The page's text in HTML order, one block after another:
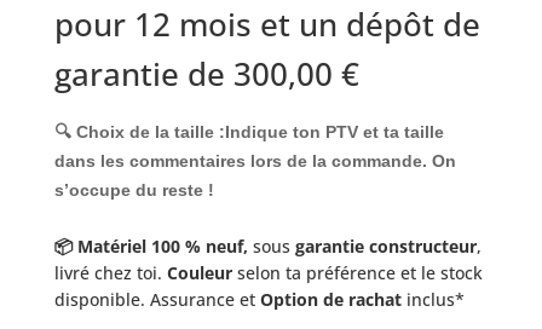
pour 12 mois et un dépôt de
garantie de 300,00 €
🔍 Choix de la taille :Indique ton PTVet ta taille
dans les commentaires lors de la commande. On
s’occupe du reste !
📦 Matériel 100 % neuf, sous garantie constructeur,
livré chez toi. Couleurselon ta préférence et le stock
disponible. Assurance et Option de rachatinclus*